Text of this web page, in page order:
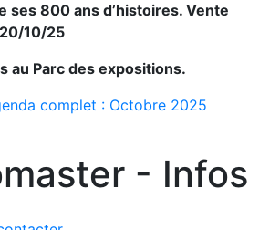
ses 800 ans d’histoires. Vente
10/25
au Parc des expositions.
complet : Octobre 2025
- Infos